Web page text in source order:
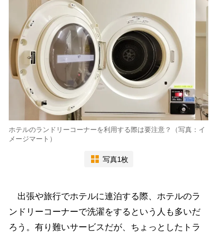
ホテルのランドリーコーナーを利用する際は要注意？（写真：イ
メージマート）
写真1枚
出張や旅行でホテルに連泊する際、ホテルのラ
ンドリーコーナーで洗濯をするという人も多いだ
ろう。有り難いサービスだが、ちょっとしたトラ